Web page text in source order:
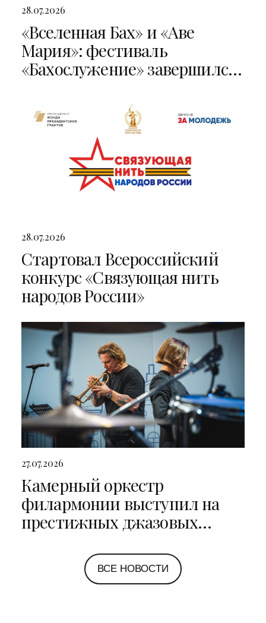
28.07.2026
«Вселенная Бах» и «Аве
Мария»: фестиваль
«Бахослужение» завершился
28.07.2026
Стартовал Всероссийский
конкурс «Связующая нить
народов России»
27.07.2026
Камерный оркестр
филармонии выступил на
престижных джазовых
Петербурге и Ярославле
ВСЕ НОВОСТИ